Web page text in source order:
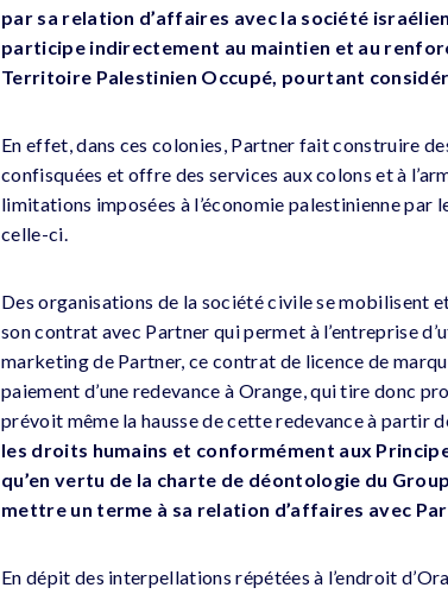
par sa relation d’affaires avec la société
participe indirectement au maintien et au
Territoire Palestinien Occupé, pourtant
En effet, dans ces colonies, Partner fait construire
confisquées et offre des services aux colons et à
limitations imposées à l’économie palestinienne par
celle-ci.
Des organisations de la société civile se mobilisent
son contrat avec Partner qui permet à l’entreprise
marketing de Partner, ce contrat de licence de
paiement d’une redevance à Orange, qui tire donc
prévoit même la hausse de cette redevance à partir
les droits humains et conformément aux
qu’en vertu de la charte de déontologie du
mettre un terme à sa relation d’affaires avec
En dépit des interpellations répétées à l’endroit